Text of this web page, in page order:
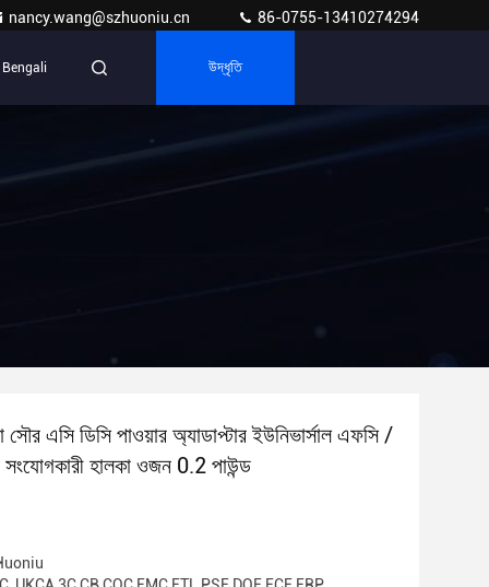
nancy.wang@szhuoniu.cn 86-0755-13410274294
Bengali উদ্ধৃতি
সৌর এসি ডিসি পাওয়ার অ্যাডাপ্টার ইউনিভার্সাল এফসি /
হালকা ওজন 0.2 পাউন্ড
Huoniu